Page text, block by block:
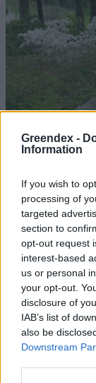
Greendex -
Information
If you wish to
processing of
targeted
section to
opt-out request
interest-based
us or personal
your opt-out.
disclosure of
IAB’s list of
also be
Downstream
Magyarország
is. A jó idő